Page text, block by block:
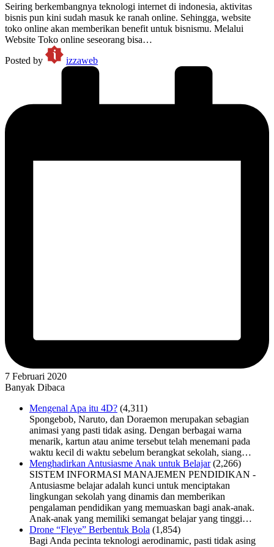
Seiring berkembangnya teknologi internet di indonesia, aktivitas
bisnis pun kini sudah masuk ke ranah online. Sehingga, website
toko online akan memberikan benefit untuk bisnismu. Melalui
Website Toko online seseorang bisa…
Posted by
izzaweb
7 Februari 2020
Banyak Dibaca
Mengenal Apa itu 4D? (4,311)
Spongebob, Naruto, dan Doraemon merupakan sebagian
animasi yang pasti tidak asing. Dengan berbagai warna
menarik, kartun atau anime tersebut telah menemani pada
waktu kecil di waktu sebelum berangkat sekolah, siang…
Menghadirkan Antusiasme Anak untuk Belajar (2,266)
SISTEM INFORMASI MANAJEMEN PENDIDIKAN -
Antusiasme belajar adalah kunci untuk menciptakan
lingkungan sekolah yang dinamis dan memberikan
pengalaman pendidikan yang memuaskan bagi anak-anak.
Anak-anak yang memiliki semangat belajar yang tinggi…
Drone “Fleye” Berbentuk Bola (1,854)
Bagi Anda pecinta teknologi aerodinamic, pasti tidak asing